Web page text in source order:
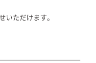
いただけます。